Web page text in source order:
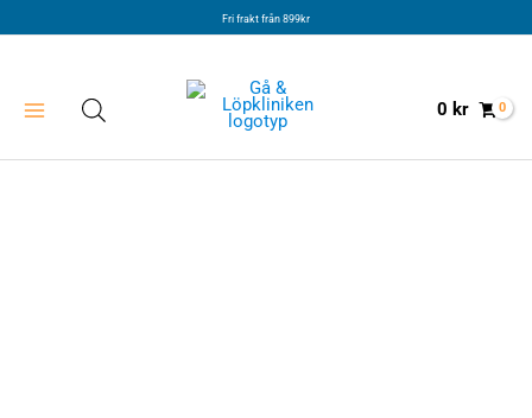
Fri frakt från 899kr
0 kr